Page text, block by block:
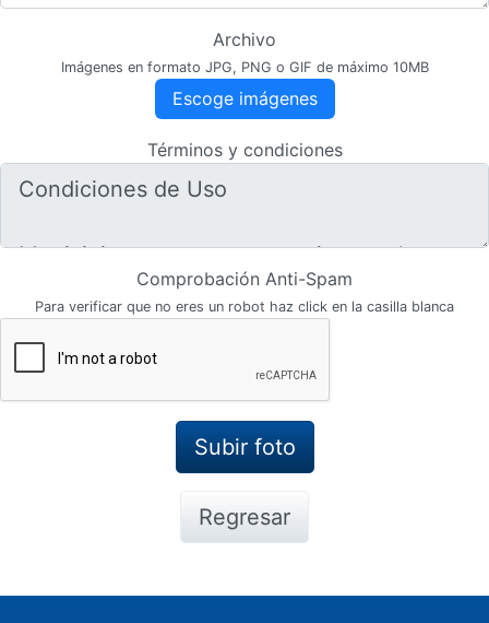
Archivo
Imágenes en formato JPG, PNG o GIF de máximo 10MB
Escoge imágenes
Términos y condiciones
Comprobación Anti-Spam
Para verificar que no eres un robot haz click en la casilla blanca
Regresar